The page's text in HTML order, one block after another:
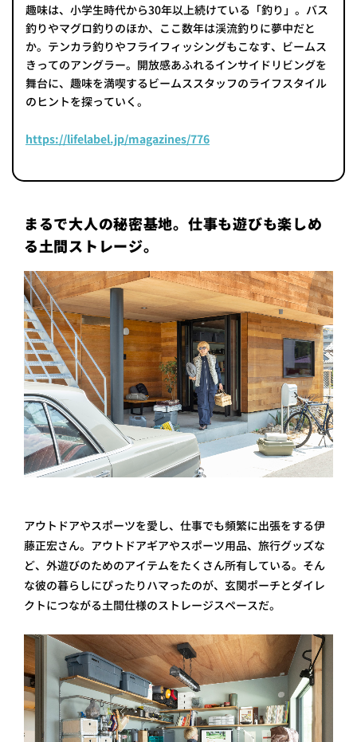
趣味は、小学生時代から30年以上続けている「釣り」。バス
釣りやマグロ釣りのほか、ここ数年は渓流釣りに夢中だと
か。テンカラ釣りやフライフィッシングもこなす、ビームス
きってのアングラー。開放感あふれるインサイドリビングを
舞台に、趣味を満喫するビームススタッフのライフスタイル
のヒントを探っていく。
https://lifelabel.jp/magazines/776
まるで大人の秘密基地。仕事も遊びも楽しめ
る土間ストレージ。
アウトドアやスポーツを愛し、仕事でも頻繁に出張をする伊
藤正宏さん。アウトドアギアやスポーツ用品、旅行グッズな
ど、外遊びのためのアイテムをたくさん所有している。そん
な彼の暮らしにぴったりハマったのが、玄関ポーチとダイレ
クトにつながる 土間仕様のストレージスペースだ。